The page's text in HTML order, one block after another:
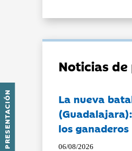
PRESENTACIÓN
Noticias
La nueva
los ganaderos
06/08/2026